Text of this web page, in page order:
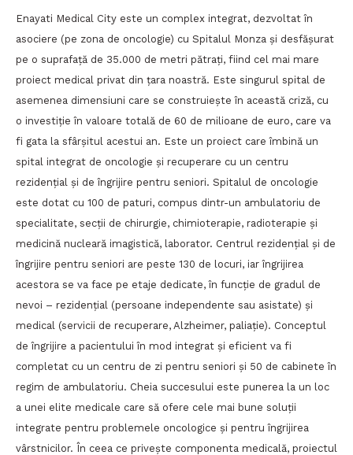
Enayati Medical City este un complex integrat, dezvoltat în
asociere (pe zona de oncologie) cu Spitalul Monza și desfășurat
pe o suprafață de 35.000 de metri pătrați, fiind cel mai mare
proiect medical privat din țara noastră. Este singurul spital de
asemenea dimensiuni care se construiește în această criză, cu
o investiție în valoare totală de 60 de milioane de euro, care va
fi gata la sfârșitul acestui an. Este un proiect care îmbină un
spital integrat de oncologie și recuperare cu un centru
rezidențial și de îngrijire pentru seniori. Spitalul de oncologie
este dotat cu 100 de paturi, compus dintr-un ambulatoriu de
specialitate, secții de chirurgie, chimioterapie, radioterapie și
medicină nucleară imagistică, laborator. Centrul rezidențial și de
îngrijire pentru seniori are peste 130 de locuri, iar îngrijirea
acestora se va face pe etaje dedicate, în funcție de gradul de
nevoi – rezidențial (persoane independente sau asistate) și
medical (servicii de recuperare, Alzheimer, paliație). Conceptul
de îngrijire a pacientului în mod integrat și eficient va fi
completat cu un centru de zi pentru seniori și 50 de cabinete în
regim de ambulatoriu. Cheia succesului este punerea la un loc
a unei elite medicale care să ofere cele mai bune soluții
integrate pentru problemele oncologice și pentru îngrijirea
vârstnicilor. În ceea ce privește componenta medicală, proiectul